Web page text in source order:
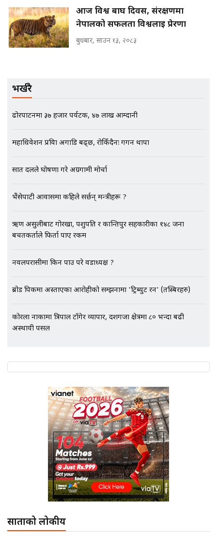
मन्त्री राजकुमारलाई घुस दिने विचौलीया
पूर्व मन्त्री रञ्जिता || SIDHAKURA
||
बदनियत ! न्याय खोज्दै भौतारिदै सुवास
|| THE REPORTER ||
EXCLUSIVE - भिजिट भिसामा सेटिङको
गोप्य अडियो र म्यासेज, गृह मन्त्रालय
अर्ब बढी घुस!|| SIDHAKURA ||
एभरेष्ट अस्पताल फलोअपः CCTV फुटेज
आज विश्व बाघ दिवस, संरक्षणमा
नेपालको सफलता विश्वलाई प्रेरणा
बुधबार, साउन १३, २०८३
भर्खरै
ढोरपाटनमा ३७ हजार पर्यटक, ४७ लाख आम्दानी
महाधिवेशन प्रक्रिया अगाडि बढ्छ, रोकिँदैनः गगन थापा
सात दलले घोषणा गरे अग्रगामी मोर्चा
भैंसेपाटी आवासमा कहिले सर्छन् मन्त्रीहरू ?
ऋण असुलीबाट गोरखा, पशुपति र कान्तिपुर सहकारीका १४८ जना
बचतकर्ताले फिर्ता पाए रकम
नवलपरासीमा किन पक्राउ परे वडाध्यक्ष ?
ब्रोड पिकमा अस्ताएका आरोहीको सम्झनामा 'ट्रिब्युट रन' (तस्बिरहरु)
कोरला नाकामा त्रिपाल टाँगेर व्यापार, दशगजा क्षेत्रमा ८० भन्दा बढी
अस्थायी पसल
साताको लोकप्रीय